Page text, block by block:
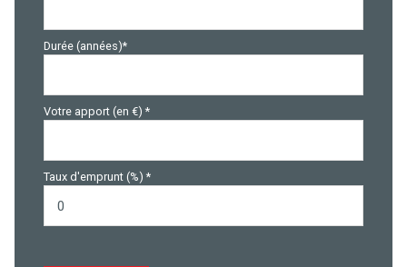
Durée (années)*
Votre apport (en €) *
Taux d'emprunt (%) *